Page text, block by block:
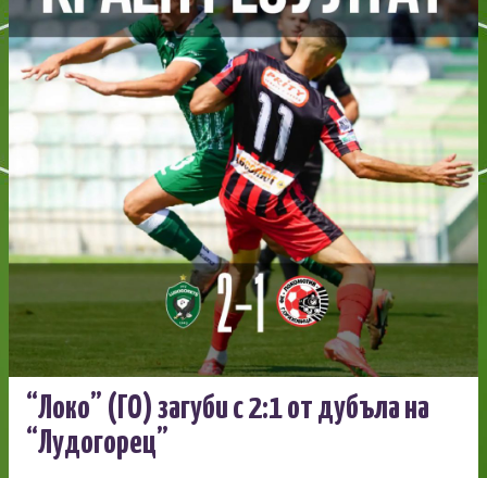
“Локо” (ГО) загуби с 2:1 от дубъла на
“Лудогорец”